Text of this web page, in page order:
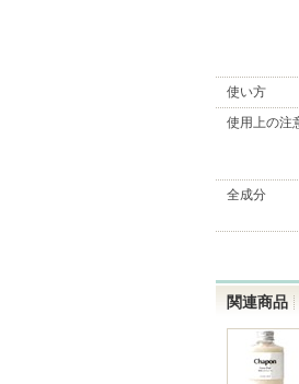
使い方
使用上の注
全成分
関連商品